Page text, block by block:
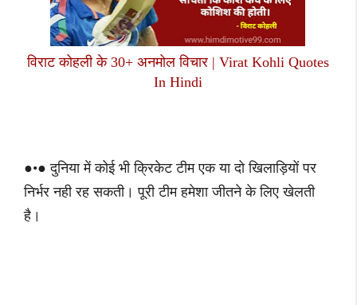
विराट कोहली के 30+ अनमोल विचार | Virat Kohli Quotes
In Hindi
●•● दुनिया में कोई भी क्रिकेट टीम एक या दो खिलाड़ियों पर
निर्भर नही रह सकती। पूरी टीम हमेशा जीतने के लिए खेलती
है।